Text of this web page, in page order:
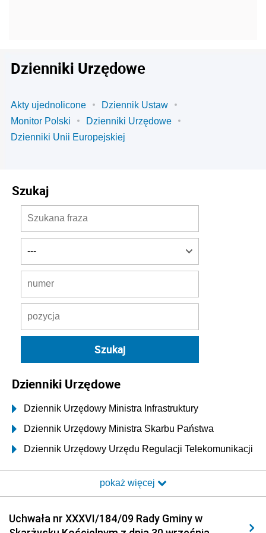
Dzienniki Urzędowe
Akty ujednolicone
Dziennik Ustaw
Monitor Polski
Dzienniki Urzędowe
Dzienniki Unii Europejskiej
Szukaj
Dzienniki Urzędowe
Dziennik Urzędowy Ministra Infrastruktury
Dziennik Urzędowy Ministra Skarbu Państwa
Dziennik Urzędowy Urzędu Regulacji Telekomunikacji
Dziennik Urzędowy Ministra Transportu i Budownictwa
Elektronicznej
pokaż więcej
Uchwała nr XXXVI/184/09 Rady Gminy w